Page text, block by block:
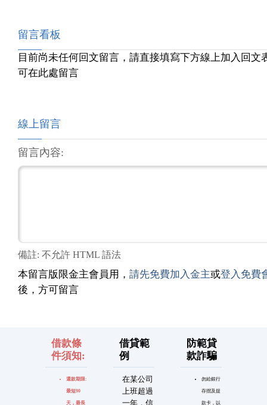
留言看板
目前尚未任何回文留言，請直接填寫下方線上加入回文
可在此處留言
線上留言
留言內容:
備註: 不允許 HTML 語法
本留言版限金主會員用， 請先免費加入金主或登入免費
後，方可留言
借款條
件須知:
還款期限:
最短90
天，最長
借貸範
例
在某公司
上班超過
一年，信
防範貸
款詐騙
勿給銀行
存摺及提
款卡，以